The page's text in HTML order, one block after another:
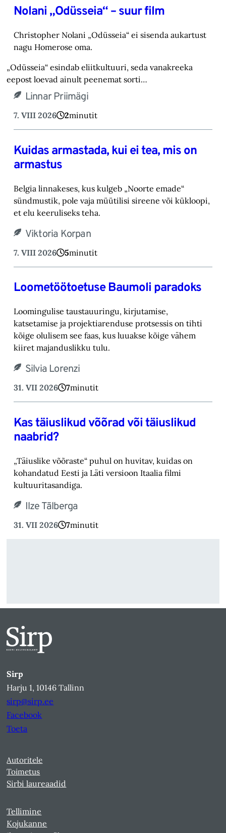
Nolani „Odüsseia“ – suur film
Christopher Nolani „Odüsseia“ ei sisenda aukartust
nagu Homerose oma.‎
„Odüsseia“ esindab eliitkultuuri, seda vanakreeka
eepost loevad ainult peenemat sorti…
Linnar Priimägi
7. VIII 2026 2minutit
Kuidas armastada, kui ei tea, mis on
armastus
Belgia linnakeses, kus kulgeb „Noorte emade“
sündmustik, pole vaja müütilisi sireene või kük‎loopi,
et elu keeruliseks teha. ‎
Viktoria Korpan
7. VIII 2026 5minutit
Loometöötoetuse Baumoli paradoks
Loomingulise taustauuringu, kirjutamise,
katsetamise ja projektiarenduse protsessis on tihti
kõige olulisem see faas, kus luuakse kõige vähem
kiiret majanduslikku tulu.
Silvia Lorenzi
31. VII 2026 7minutit
Kas täiuslikud võõrad või täiuslikud
naabrid?
„Täiuslike võõraste“ puhul on huvitav, kuidas on
kohandatud Eesti ja Läti versioon Itaalia filmi
kultuuritasandiga.
Ilze Tālberga
31. VII 2026 7minutit
Sirp
Harju 1, 10146 Tallinn
sirp@sirp.ee
Facebook
Toeta
Autoritele
Toimetus
Sirbi laureaadid
Tellimine
Kojukanne